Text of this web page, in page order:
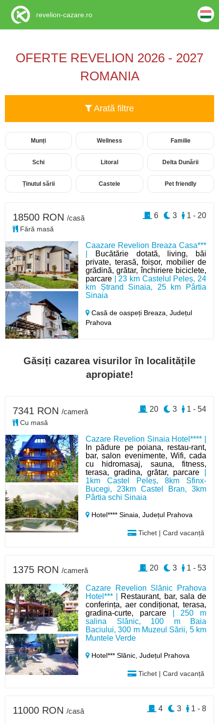
OFERTE REVELION 2026 - 2027
ROMANIA
Arată filtre
Munți Wellness Familie
Schi Litoral Delta Dunării
Ținutul sării Castele Pet friendly
Caazare Revelion Breaza Casa***
Bucătărie dotată, living, băi
private, terasă, foișor, mobilier de
grădină, grătar, închiriere biciclete,
parcare | 23 km Castelul Peleș, 24
km Ștrand Sinaia, 25 km Pârtia
Sinaia
Casă de oaspeți Breaza,Județul
Prahova
18500 RON /casă
Fără masă
1 - 20
3
6
Găsiți cazarea visurilor în localitățile
apropiate!
Cazare Revelion Sinaia Hotel**** |
In pădure pe poiana, restau-rant,
bar, salon evenimente, Wifi, cada
cu hidromasaj, sauna, fitness,
terasa, gradina, grătar, parcare
1km Castel Peleș, 8km Sfinx-
Bucegi, 23km Castel Bran, 3km
Pârtia schi Sinaia
Hotel**** Sinaia,Județul Prahova
Tichet | Card vacanță
7341 RON /cameră
Cu masă
1 - 54
3
20
Cazare Revelion Slănic Prahova
Hotel*** | Restaurant, bar, sala de
conferința, aer condiționat, terasa,
gradina-curte, parcare| 250 m
salina Slănic, 100 m Baia
Baciului, 300 m Muzeul Sării, 5 km
Muntele Verde
Hotel*** Slănic,Județul Prahova
Tichet | Card vacanță
1375 RON /cameră 1 - 53
3
20
11000 RON /casă 1 - 8
3
4
revelion-cazare.ro